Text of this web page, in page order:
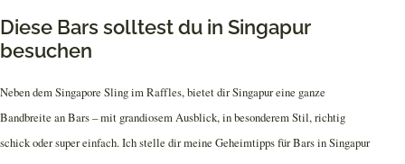
Diese Bars solltest du in Singapur
besuchen
Neben dem Singapore Sling im Raffles, bietet dir Singapur eine ganze
Bandbreite an Bars – mit grandiosem Ausblick, in besonderem Stil, richtig
schick oder super einfach. Ich stelle dir meine Geheimtipps für Bars in Singapur